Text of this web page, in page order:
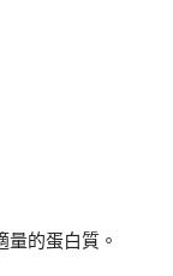
的蛋白質。